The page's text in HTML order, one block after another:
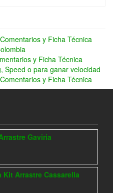
y Ficha Técnica
y Ficha Técnica
Speed o para ganar velocidad
y Ficha Técnica
Gaviria
Kit Arrastre Cassarella